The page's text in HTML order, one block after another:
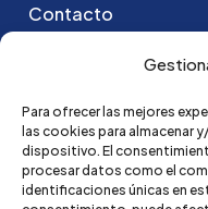
Para ofrecer las mejores
las cookies para almacenar
dispositivo. El
procesar datos como el
identificaciones únicas en
Contacto
Puedes ponerte